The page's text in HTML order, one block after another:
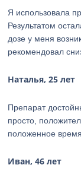
Я использовала
Результатом
дозе у меня
рекомендовал
Наталья, 25 лет
Препарат
просто,
положенное время
Иван, 46 лет